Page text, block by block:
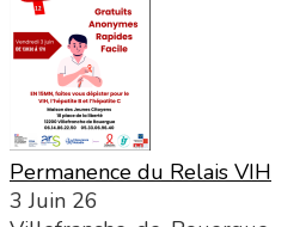
Permanence du Relais VIH
3 Juin 26